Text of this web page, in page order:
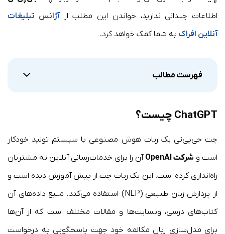
اطلاعات چندانی ندارید، خواندن این مطلب از
آژانس تبلیغات
آنلاین افراک به شما کمک خواهد کرد.
فهرست مطالب
ChatGPT چیست؟
چت جی‌پی‌تی یک ربات هوش مصنوعی با سیستم تولید خودکار
است و شرکت OpenAI
آن را برای خدمات‌رسانی آنلاین به مشتریان
راه‌اندازی کرده است. این یک ربات چت از پیش آموزش دیده است و
از پردازش زبان طبیعی (NLP) استفاده می‌کند. منبع داده‌های آن
کتاب‌های درسی، وبسایت‌ها و مقالات مختلف است که از آن‌ها
برای مدل‌سازی زبان مکالمه خود جهت پاسخگویی به درخواست